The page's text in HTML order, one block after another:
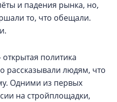
и падения рынка, но,
то, что обещали.
политика
рассказывали людям, что
Одними из первых
на стройплощадки,